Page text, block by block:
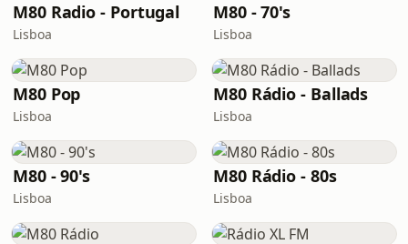
M80 Radio - Portugal
Lisboa
M80 - 70's
Lisboa
M80 Pop
Lisboa
M80 Rádio - Ballads
Lisboa
M80 - 90's
Lisboa
M80 Rádio - 80s
Lisboa